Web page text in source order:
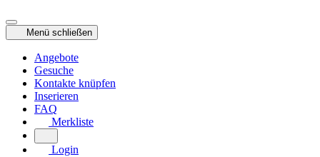
Menü schließen
Angebote
Gesuche
Kontakte knüpfen
Inserieren
FAQ
Merkliste
Login